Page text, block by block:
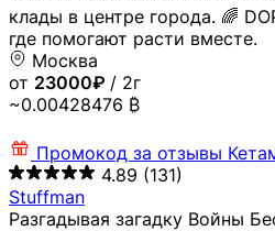
клады в центре города. 🌈
где помогают расти вместе.
Москва
от 23000₽ / 2г
~0.00428476 ₿
Промокод за отзывы
4.89 (131)
Stuffman
Разгадывая загадку Войны